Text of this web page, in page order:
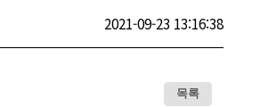
2021-09-23 13:16:38
목록